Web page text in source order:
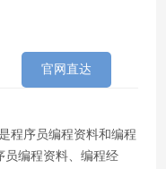
官网直达
程序员编程资料和编程
员编程资料、编程经